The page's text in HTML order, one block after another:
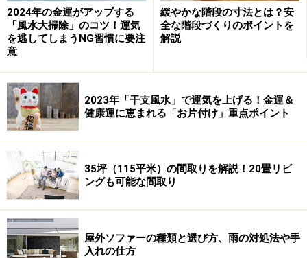
建て、長屋、共同住宅を全てひっくるめた平均値で、戸
建て住宅だけで見ると平均は129.09平方メートル（39
坪）となっています。従って、延べ床面積35坪（115平
ことになります。
しかしながら35坪の面積を確保できると、3LDKで20畳
のリビング・ダイニングを確保することも可能です。
【図1】の間取り図をご覧ください。
3LDKの2階建てで、リビング・ダイニング
は20畳を確保
2024年の金運がアップする
「風水大掃除」のコツ！運気
を逃してしまうNG習慣に要注
意
緩やかな階段の寸法とは？安
全な階段づくりのポイントを
解説
2023年「干支風水」で運気を上げる！金運＆
健康運に恵まれる「お片付け」重点ポイント
35坪（115平米）の間取りを解説！20畳リビ
ングも可能な間取り
屋外ソファーの種類と選び方、雨の対処法や手
入れの仕方